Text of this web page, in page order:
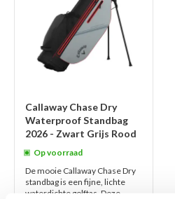
Callaway Chase Dry
Waterproof Standbag
2026 - Zwart Grijs Rood
Op voorraad
De mooie Callaway Chase Dry
standbag is een fijne, lichte
waterdichte golftas. Deze